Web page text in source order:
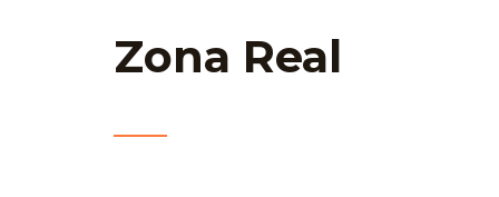
Zona Real